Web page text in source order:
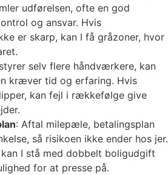
udførelsen, ofte en god
og ansvar. Hvis
er skarp, kan I få gråzoner, hvor
selv flere håndværkere, kan
kræver tid og erfaring. Hvis
kan fejl i rækkefølge give
: Aftal milepæle, betalingsplan
så risikoen ikke ender hos jer.
I stå med dobbelt boligudgift
for at presse på.